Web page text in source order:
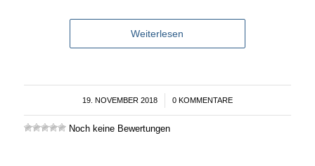
Weiterlesen
19. NOVEMBER 2018
/ 0 KOMMENTARE
Noch keine Bewertungen